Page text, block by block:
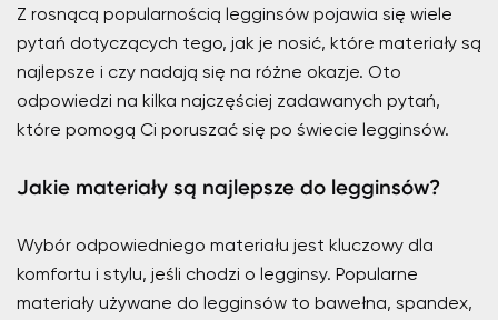
Z rosnącą popularnością legginsów pojawia się wiele
pytań dotyczących tego, jak je nosić, które materiały są
najlepsze i czy nadają się na różne okazje. Oto
odpowiedzi na kilka najczęściej zadawanych pytań,
które pomogą Ci poruszać się po świecie legginsów.
Jakie materiały są najlepsze do legginsów?
Wybór odpowiedniego materiału jest kluczowy dla
komfortu i stylu, jeśli chodzi o legginsy. Popularne
materiały używane do legginsów to bawełna, spandex,